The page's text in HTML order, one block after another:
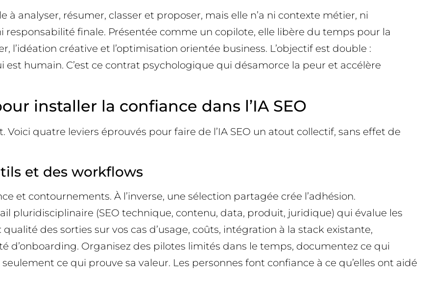
à analyser, résumer, classer et proposer, mais elle n’a ni contexte métier, ni
finale. Présentée comme un copilote, elle libère du temps pour la
l’idéation créative et l’optimisation orientée business. L’objectif est double :
humain. C’est ce contrat psychologique qui désamorce la peur et accélère
installer la confiance dans l’IA SEO
Voici quatre leviers éprouvés pour faire de l’IA SEO un atout collectif, sans effet de
et des workflows
et contournements. À l’inverse, une sélection partagée crée l’adhésion.
pluridisciplinaire (SEO technique, contenu, data, produit, juridique) qui évalue les
des sorties sur vos cas d’usage, coûts, intégration à la stack existante,
d’onboarding. Organisez des pilotes limités dans le temps, documentez ce qui
ce qui prouve sa valeur. Les personnes font confiance à ce qu’elles ont aidé